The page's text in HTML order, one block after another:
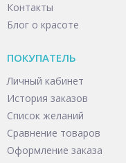
Контакты
Блог о красоте
ПОКУПАТЕЛЬ
Личный кабинет
История заказов
Список желаний
Сравнение товаров
Оформление заказа